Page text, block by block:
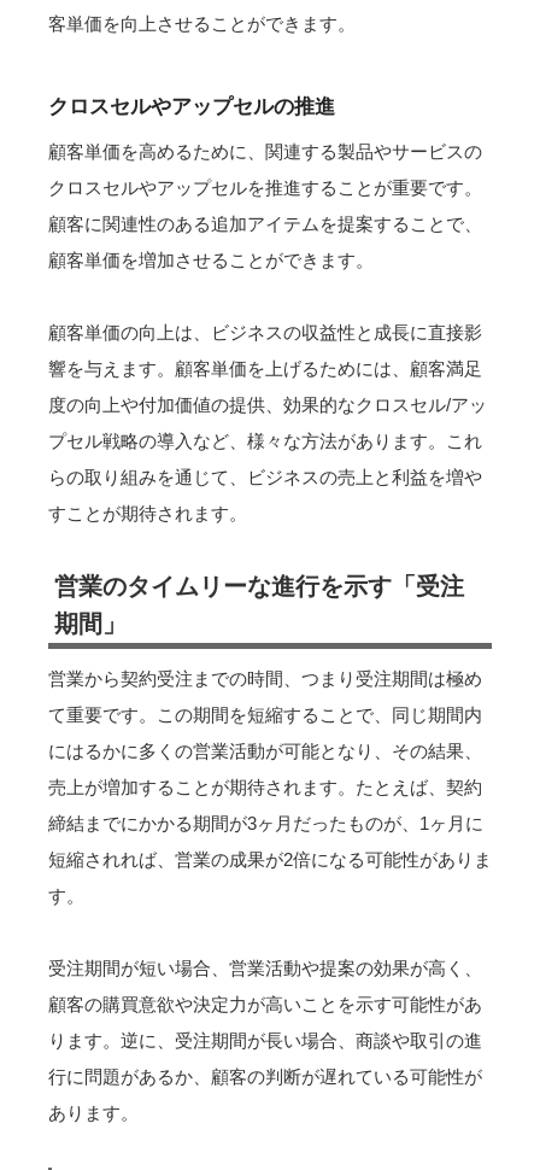
客単価を向上させることができます。
クロスセルやアップセルの推進
顧客単価を高めるために、関連する製品やサービスの
クロスセルやアップセルを推進することが重要です。
顧客に関連性のある追加アイテムを提案することで、
顧客単価を増加させることができます。
顧客単価の向上は、ビジネスの収益性と成長に直接影
響を与えます。顧客単価を上げるためには、顧客満足
度の向上や付加価値の提供、効果的なクロスセル/アッ
プセル戦略の導入など、様々な方法があります。これ
らの取り組みを通じて、ビジネスの売上と利益を増や
すことが期待されます。
営業のタイムリーな進行を示す「受注
期間」
営業から契約受注までの時間、つまり受注期間は極め
て重要です。この期間を短縮することで、同じ期間内
にはるかに多くの営業活動が可能となり、その結果、
売上が増加することが期待されます。たとえば、契約
締結までにかかる期間が3ヶ月だったものが、1ヶ月に
短縮されれば、営業の成果が2倍になる可能性がありま
す。
受注期間が短い場合、営業活動や提案の効果が高く、
顧客の購買意欲や決定力が高いことを示す可能性があ
ります。逆に、受注期間が長い場合、商談や取引の進
行に問題があるか、顧客の判断が遅れている可能性が
あります。